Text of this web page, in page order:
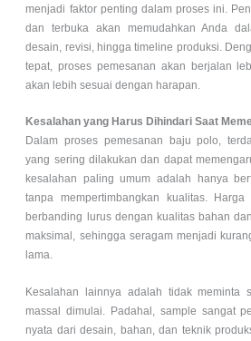
menjadi faktor penting dalam proses ini.
dan terbuka akan memudahkan Anda
desain, revisi, hingga timeline produksi.
tepat, proses pemesanan akan berjalan
akan lebih sesuai dengan harapan.
Kesalahan yang Harus Dihindari Saat
Dalam proses pemesanan baju polo,
yang sering dilakukan dan dapat
kesalahan paling umum adalah hanya
tanpa mempertimbangkan kualitas.
berbanding lurus dengan kualitas bahan
maksimal, sehingga seragam menjadi
lama.
Kesalahan lainnya adalah tidak meminta
massal dimulai. Padahal, sample sangat
nyata dari desain, bahan, dan teknik